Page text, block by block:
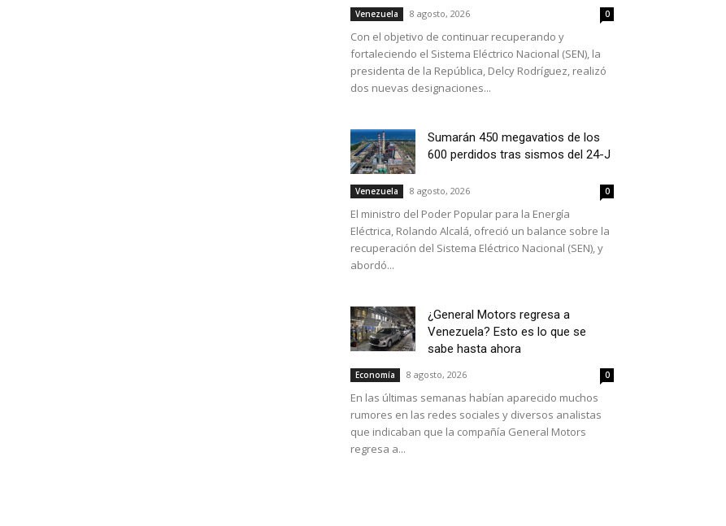
Venezuela 8 agosto, 2026 0
Con el objetivo de continuar recuperando y
fortaleciendo el Sistema Eléctrico Nacional (SEN), la
presidenta de la República, Delcy Rodríguez, realizó
dos nuevas designaciones...
Sumarán 450 megavatios de los
600 perdidos tras sismos del 24-J
Venezuela 8 agosto, 2026 0
El ministro del Poder Popular para la Energía
Eléctrica, Rolando Alcalá, ofreció un balance sobre la
recuperación del Sistema Eléctrico Nacional (SEN), y
abordó...
¿General Motors regresa a
Venezuela? Esto es lo que se
sabe hasta ahora
Economía 8 agosto, 2026 0
En las últimas semanas habían aparecido muchos
rumores en las redes sociales y diversos analistas
que indicaban que la compañía General Motors
regresa a...